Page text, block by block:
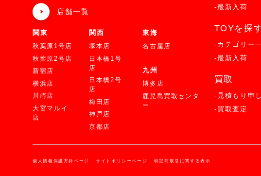
店舗一覧
関東
秋葉原1号店
秋葉原2号店
新宿店
横浜店
川崎店
大宮マルイ
店
関西
塚本店
日本橋1号
店
日本橋2号
店
梅田店
神戸店
京都店
東海
名古屋店
九州
博多店
鹿児島買取センタ
ー
-最新入荷
TOYを探
-カテゴリー
-最新入荷
買取
-見積もり申
-買取査定
個人情報保護方針ページ サイトポリシーページ 特定商取引に関する表示